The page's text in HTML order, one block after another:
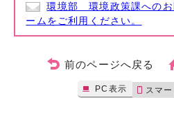
環境部 環境政策課へのお
ームをご利用ください。
前のページへ戻る
PC表示 スマ